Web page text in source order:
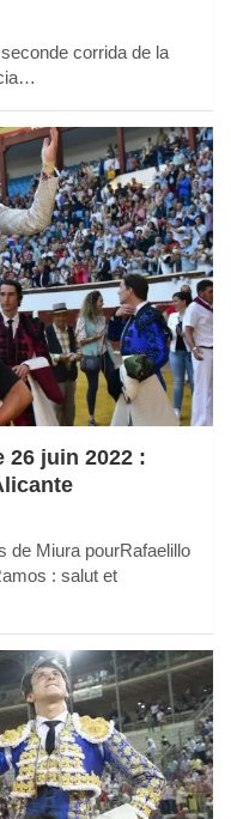
corrida de la
26 juin 2022 :
de Miura pourRafaelillo
: salut et